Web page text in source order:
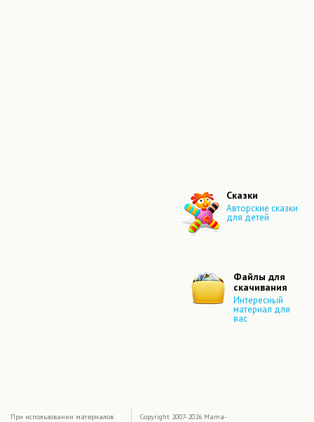
Сказки
Авторские сказки
для детей
Файлы для
скачивания
Интересный
материал для
вас
При использовании материалов Copyright 2007-2026 Mama-